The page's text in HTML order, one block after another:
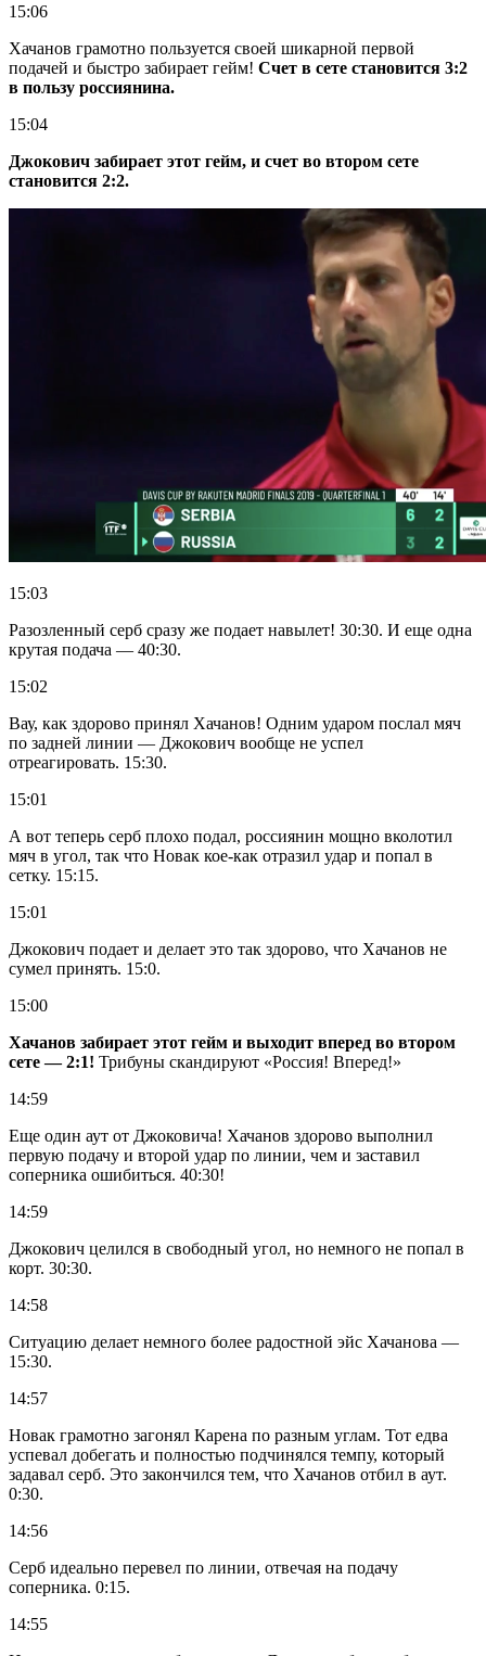
15:06
Хачанов грамотно пользуется своей шикарной первой
подачей и быстро забирает гейм! Счет в сете становится 3:2
в пользу россиянина.
15:04
Джокович забирает этот гейм, и счет во втором сете
становится 2:2.
15:03
Разозленный серб сразу же подает навылет! 30:30. И еще одна
крутая подача — 40:30.
15:02
Вау, как здорово принял Хачанов! Одним ударом послал мяч
по задней линии — Джокович вообще не успел
отреагировать. 15:30.
15:01
А вот теперь серб плохо подал, россиянин мощно вколотил
мяч в угол, так что Новак кое-как отразил удар и попал в
сетку. 15:15.
15:01
Джокович подает и делает это так здорово, что Хачанов не
сумел принять. 15:0.
15:00
Хачанов забирает этот гейм и выходит вперед во втором
сете — 2:1! Трибуны скандируют «Россия! Вперед!»
14:59
Еще один аут от Джоковича! Хачанов здорово выполнил
первую подачу и второй удар по линии, чем и заставил
соперника ошибиться. 40:30!
14:59
Джокович целился в свободный угол, но немного не попал в
корт. 30:30.
14:58
Ситуацию делает немного более радостной эйс Хачанова —
15:30.
14:57
Новак грамотно загонял Карена по разным углам. Тот едва
успевал добегать и полностью подчинялся темпу, который
задавал серб. Это закончился тем, что Хачанов отбил в аут.
0:30.
14:56
Серб идеально перевел по линии, отвечая на подачу
соперника. 0:15.
14:55